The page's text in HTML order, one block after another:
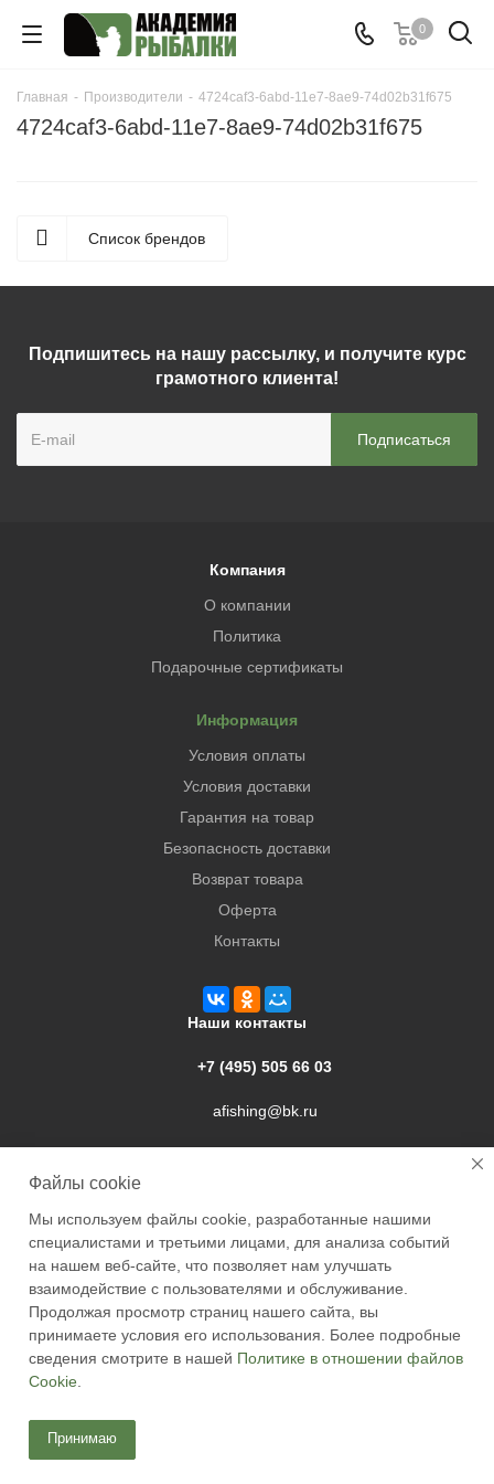
0
Главная - Производители - 4724caf3-6abd-11e7-8ae9-74d02b31f675
4724caf3-6abd-11e7-8ae9-74d02b31f675
Список брендов
Подпишитесь на нашу рассылку, и получите курс
грамотного клиента!
Компания
О компании
Политика
Подарочные сертификаты
Информация
Условия оплаты
Условия доставки
Гарантия на товар
Безопасность доставки
Возврат товара
Оферта
Контакты
Наши контакты
+7 (495) 505 66 03
afishing@bk.ru
2026 © Academyfishing - продажа товаров для рыбалки по
Москве и России
Файлы cookie
Мы используем файлы cookie, разработанные нашими
специалистами и третьими лицами, для анализа событий
на нашем веб-сайте, что позволяет нам улучшать
взаимодействие с пользователями и обслуживание.
Продолжая просмотр страниц нашего сайта, вы
принимаете условия его использования. Более подробные
сведения смотрите в нашей Политике в отношении файлов
Cookie
Принимаю